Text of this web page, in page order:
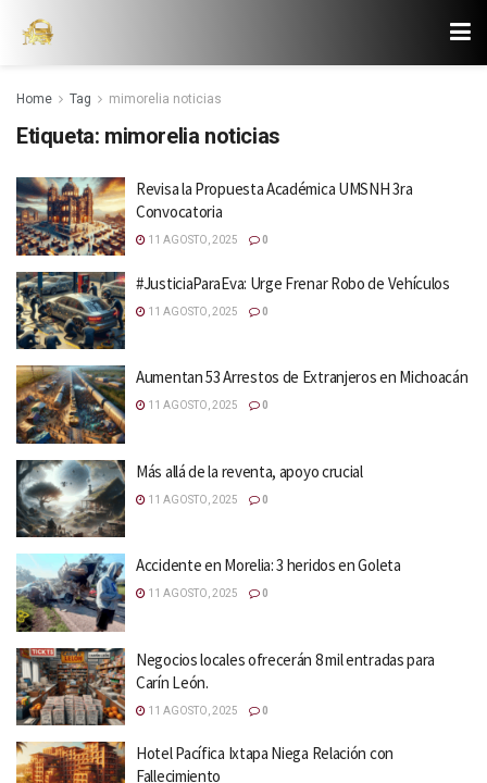
Home Tag mimorelia noticias
Etiqueta: mimorelia noticias
Revisa la Propuesta Académica UMSNH 3ra
Convocatoria
11 AGOSTO, 2025 0
#JusticiaParaEva: Urge Frenar Robo de Vehículos
11 AGOSTO, 2025 0
Aumentan 53 Arrestos de Extranjeros en Michoacán
11 AGOSTO, 2025 0
Más allá de la reventa, apoyo crucial
11 AGOSTO, 2025 0
Accidente en Morelia: 3 heridos en Goleta
11 AGOSTO, 2025 0
Negocios locales ofrecerán 8 mil entradas para
Carín León.
11 AGOSTO, 2025 0
Hotel Pacífica Ixtapa Niega Relación con
Fallecimiento